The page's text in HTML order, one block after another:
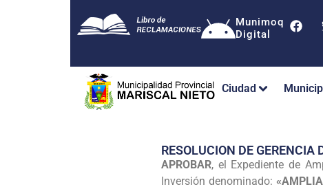
Munimoq
Digital
Ciudad
RESOLUCION DE
APROBAR, el Expediente de
Inversión denominado: